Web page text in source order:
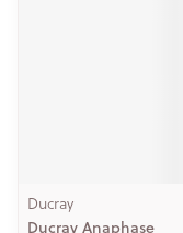
Ducray
Ducray Anaphase